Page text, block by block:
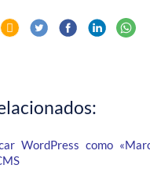
WordPress como